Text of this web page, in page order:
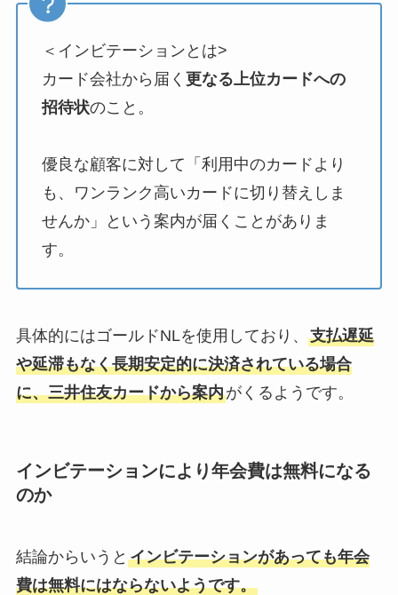
＜インビテーションとは>
カード会社から届く 更なる上位カードへの
招待状のこと。
優良な顧客に対して「利用中のカードより
も、ワンランク高いカードに切り替えしま
せんか」という案内が届くことがありま
す。
具体的にはゴールドNLを使用しており、 支払遅延
や延滞もなく長期安定的に決済されている場合
に、三井住友カードから案内がくるようです。
インビテーションにより年会費は無料になる
のか
結論からいうと インビテーションがあっても年会
費は無料にはならないようです。